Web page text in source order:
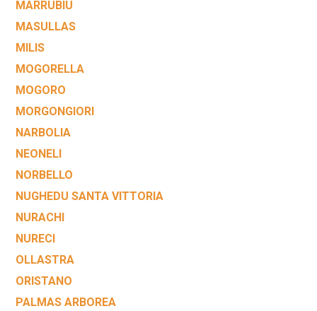
MARRUBIU
MASULLAS
MILIS
MOGORELLA
MOGORO
MORGONGIORI
NARBOLIA
NEONELI
NORBELLO
NUGHEDU SANTA VITTORIA
NURACHI
NURECI
OLLASTRA
ORISTANO
PALMAS ARBOREA